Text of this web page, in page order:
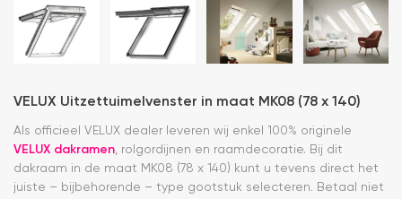
VELUX Uitzettuimelvenster in maat MK08 (78 x 140)
Als officieel VELUX dealer leveren wij enkel 100% originele
VELUX dakramen, rolgordijnen en raamdecoratie. Bij dit
dakraam in de maat MK08 (78 x 140) kunt u tevens direct het
juiste – bijbehorende – type gootstuk selecteren. Betaal niet